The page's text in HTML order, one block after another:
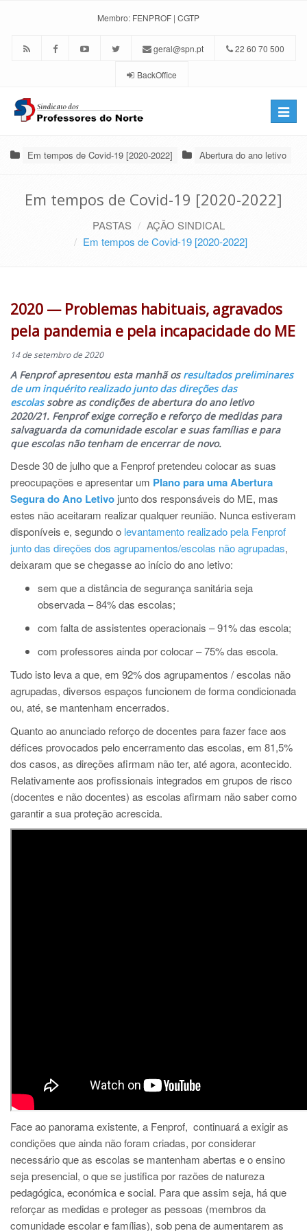
Membro: FENPROF | CGTP
geral@spn.pt 22 60 70 500
BackOffice
Toggle
Em tempos de Covid-19 [2020-2022] Abertura do ano letivo
Em tempos de Covid-19 [2020-2022]
PASTAS
AÇÃO SINDICAL
Em tempos de Covid-19 [2020-2022]
2020 — Problemas habituais, agravados
pela pandemia e pela incapacidade do ME
14 de setembro de 2020
A Fenprof apresentou esta manhã os resultados preliminares
de um inquérito realizado junto das direções das
escolas sobre as condições de abertura do ano letivo
2020/21. Fenprof exige correção e reforço de medidas para
salvaguarda da comunidade escolar e suas famílias e para
que escolas não tenham de encerrar de novo.
Desde 30 de julho que a Fenprof pretendeu colocar as suas
preocupações e apresentar um Plano para uma Abertura
Segura do Ano Letivo junto dos responsáveis do ME, mas
estes não aceitaram realizar qualquer reunião. Nunca estiveram
disponíveis e, segundo o levantamento realizado pela Fenprof
junto das direções dos agrupamentos/escolas não agrupadas,
deixaram que se chegasse ao início do ano letivo:
sem que a distância de segurança sanitária seja
observada – 84% das escolas;
com falta de assistentes operacionais – 91% das escola;
com professores ainda por colocar – 75% das escola.
Tudo isto leva a que, em 92% dos agrupamentos / escolas não
agrupadas, diversos espaços funcionem de forma condicionada
ou, até, se mantenham encerrados.
Quanto ao anunciado reforço de docentes para fazer face aos
défices provocados pelo encerramento das escolas, em 81,5%
dos casos, as direções afirmam não ter, até agora, acontecido.
Relativamente aos profissionais integrados em grupos de risco
(docentes e não docentes) as escolas afirmam não saber como
garantir a sua proteção acrescida.
Face ao panorama existente, a Fenprof, continuará a exigir as
condições que ainda não foram criadas, por considerar
necessário que as escolas se mantenham abertas e o ensino
seja presencial, o que se justifica por razões de natureza
pedagógica, económica e social. Para que assim seja, há que
reforçar as medidas e proteger as pessoas (membros da
comunidade escolar e famílias), sob pena de aumentarem as